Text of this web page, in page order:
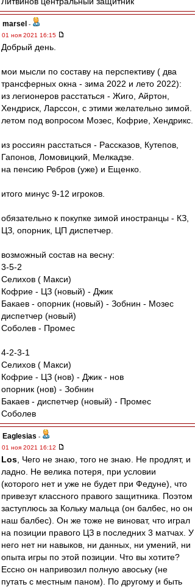
marsel -
01 ноя 2021 16:15
Добрый день.
мои мысли по составу на перспективу ( два
трансферных окна - зима 2022 и лето 2022):
из легионеров расстаться - Жиго, Айртон,
Хендриск, Ларссон, с этими желательно зимой.
летом под вопросом Мозес, Кофрие, Хендрикс.
из россиян расстаться - Рассказов, Кутепов,
Гапонов, Ломовицкий, Мелкадзе.
на пенсию Ребров (уже) и Ещенко.
итого минус 9-12 игроков.
обязательно к покупке зимой иностранцы - КЗ,
ЦЗ, опорник, ЦП диспетчер.
возможный состав на весну:
3-5-2
Селихов ( Макси)
Кофрие - ЦЗ (новый) - Джик
Бакаев - опорник (новый) - Зобнин - Мозес
диспетчер (новый)
Соболев - Промес
4-2-3-1
Селихов ( Макси)
Кофрие - ЦЗ (нов) - Джик - нов
опорник (нов) - Зобнин
Бакаев - диспетчер (новый) - Промес
Соболев
Eaglesias -
01 ноя 2021 16:12
Los , Чего не знаю, того не знаю. Не продлят, и
ладно. Не велика потеря, при условии
(которого нет и уже не будет при Федуне), что
привезут классного правого защитника. Поэтом
заступлюсь за Кольку мальца (он балбес, но он
наш балбес). Он же тоже не виноват, что играл
на позиции правого ЦЗ в последних 3 матчах. У
него нет ни навыков, ни данных, ни умений, ни
опыта игры по этой позиции. Что вы хотите?
Ессно он напривозил полную авоську (не
путать с местным паном). По другому и быть